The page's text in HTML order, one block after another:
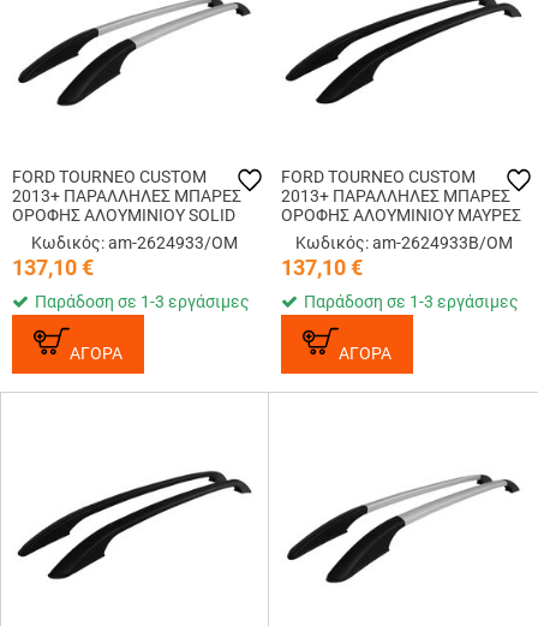
FORD TOURNEO CUSTOM
2013+ ΠΑΡΑΛΛΗΛΕΣ ΜΠΑΡΕΣ
ΟΡΟΦΗΣ ΑΛΟΥΜΙΝΙΟΥ SOLID
L1 ΑΣΗΜΙ OMTEC - 2 TEM.
Κωδικός: am-2624933/OM
137,10€
Παράδοση σε 1-3 εργάσιμες
ΑΓΟΡΑ
FORD TOURNEO CUSTOM
2013+ ΠΑΡΑΛΛΗΛΕΣ ΜΠΑΡΕΣ
ΟΡΟΦΗΣ ΑΛΟΥΜΙΝΙΟΥ ΜΑΥΡΕΣ
SOLID L1 OMTEC - 2 TEM.
Κωδικός: am-2624933B/OM
137,10€
Παράδοση σε 1-3 εργάσιμες
ΑΓΟΡΑ